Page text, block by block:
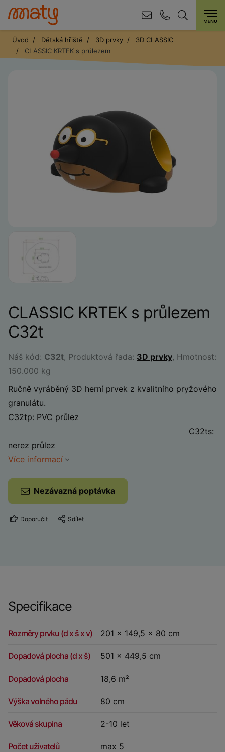
Úvod Dětská hřiště 3D prvky
3D CLASSIC
CLASSIC KRTEK s průlezem
CLASSIC KRTEK s průlezem
C32t
Náš kód: C32t, Produktová řada: 3D prvky, Hmotnost:
150.000 kg
Ručně vyráběný 3D herní prvek z kvalitního pryžového
granulátu.
C32tp: PVC průlez
C32ts:
nerez průlez
Více informací
Nezávazná poptávka
Doporučit Sdílet
Specifikace
Rozměry prvku (d x š x v) 201 x 149,5 x 80 cm
Dopadová plocha (d x š) 501 x 449,5 cm
Dopadová plocha 18,6 m²
Výška volného pádu 80 cm
Věková skupina 2-10 let
Počet uživatelů max 5